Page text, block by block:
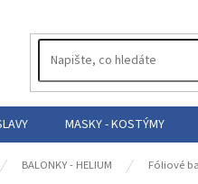
MASKY - KOSTÝMY
BALONKY - HELIUM Fóliové